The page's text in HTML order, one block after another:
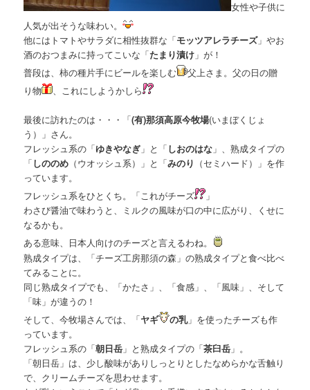
女性や子供に
人気が出そうな味わい。
他にはトマトやサラダに相性抜群な「モッツアレラチーズ」やお
酒のおつまみに持ってこいな「たまり漬け 」が！
普段は、柿の種片手にビールを楽しむ
父上さま。父の日の贈
り物
、これにしようかしら
最後に訪れたのは・・・「(有)那須高原今牧場(いまぼくじょ
う）」さん。
フレッシュ系の「ゆきやなぎ 」と「しおのはな 」、熟成タイプの
「しののめ （ウオッシュ系）」と「みのり （セミハード）」を作
っています。
フレッシュ系をひとくち。「これがチーズ
」
わさび醤油で味わうと、ミルクの風味が口の中に広がり、くせに
なるかも。
ある意味、日本人向けのチーズと言えるわね。
熟成タイプは、「チーズ工房那須の森」の熟成タイプと食べ比べ
てみることに。
同じ熟成タイプでも、「かたさ」、「食感」、「風味」、そして
「味」が違うの！
そして、今牧場さんでは、「ヤギ の乳」を使ったチーズも作
っています。
フレッシュ系の「朝日岳 」と熟成タイプの「茶臼岳 」。
「朝日岳」は、少し酸味がありしっとりとしたなめらかな舌触り
で、クリームチーズを思わせます。